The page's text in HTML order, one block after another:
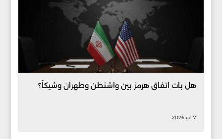
هل بات اتفاق هرمز بين واشنطن وطهران وشيكاً؟
7 آب 2026